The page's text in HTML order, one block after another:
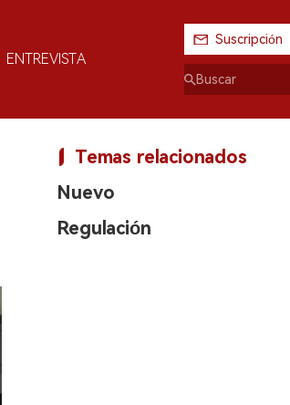
ENTREVISTA
Suscripción
Temas relacionados
Nuevo
Regulación